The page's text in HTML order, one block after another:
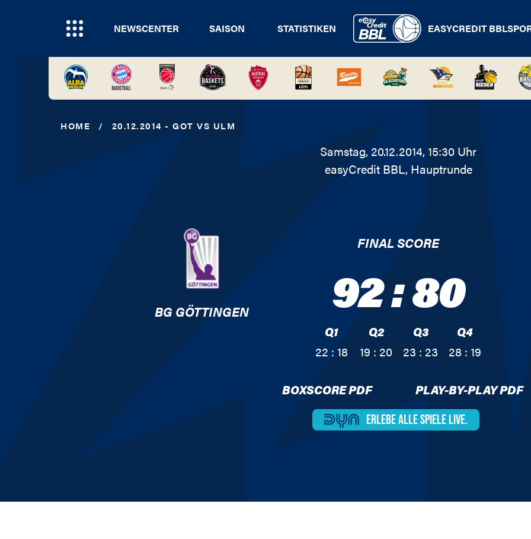
NEWSCENTER SAISON STATISTIKEN EASYCREDIT BBL
HOME / 20.12.2014 - GOT VS ULM
Samstag, 20.12.2014, 15:30 Uhr
easyCredit BBL, Hauptrunde
BG GÖTTINGEN
FINAL SCORE
92:80
Q1
22 : 18
Q2
19 : 20
Q3
23 : 23
Q4
28 : 19
BOXSCORE PDF PLAY-BY-PLAY PDF
ERLEBE ALLESPIELE LIVE.